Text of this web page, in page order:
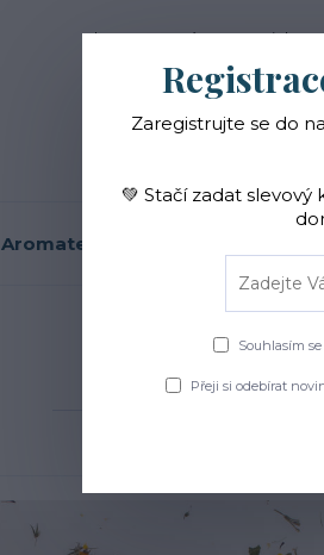
Blog O nás Novinky
Aromaterapie
Úvod
Zaregistrujte se do
💚 Stačí zadat
Souhlasím se
Přeji si odebírat